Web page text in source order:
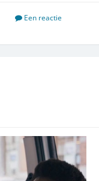
Een reactie